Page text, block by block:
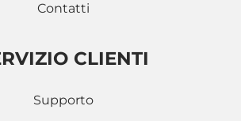
Contatti
CLIENTI
Supporto